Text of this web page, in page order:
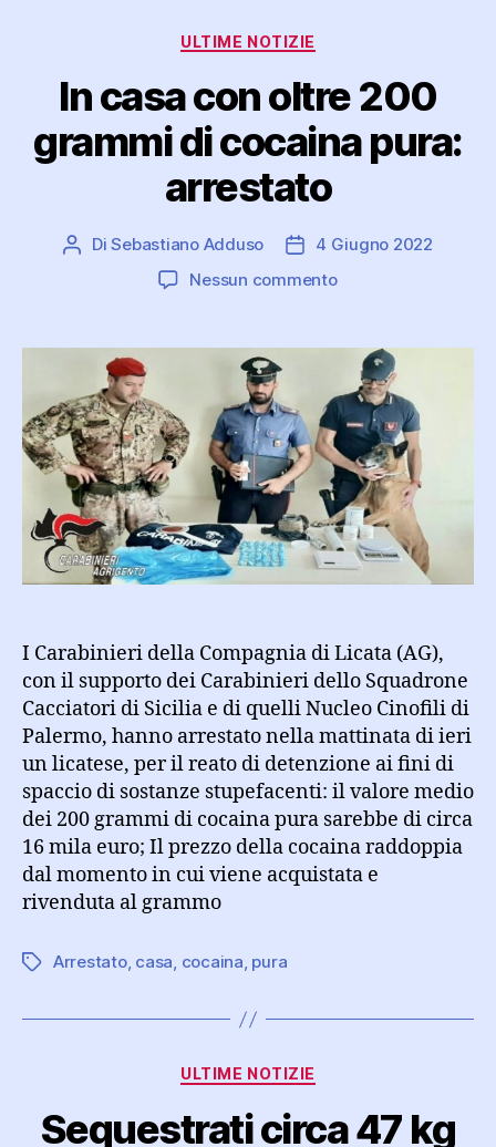
Categorie
ULTIME NOTIZIE
In casa con oltre 200
grammi di cocaina pura:
arrestato
Autore
DiSebastiano Adduso
Data
dell'articolo
4 Giugno 2022
Nessun commentosu
con
oltre
200
grammi
di
cocaina
pura:
arrestato
I Carabinieri della Compagnia di Licata (AG),
con il supporto dei Carabinieri dello Squadrone
Cacciatori di Sicilia e di quelli Nucleo Cinofili di
Palermo, hanno arrestato nella mattinata di ieri
un licatese, per il reato di detenzione ai fini di
spaccio di sostanze stupefacenti: il valore medio
dei 200 grammi di cocaina pura sarebbe di circa
16 mila euro; Il prezzo della cocaina raddoppia
dal momento in cui viene acquistata e
rivenduta al grammo
Tag Arrestato, casa, cocaina, pura
Categorie
ULTIME NOTIZIE
Sequestrati circa 47 kg